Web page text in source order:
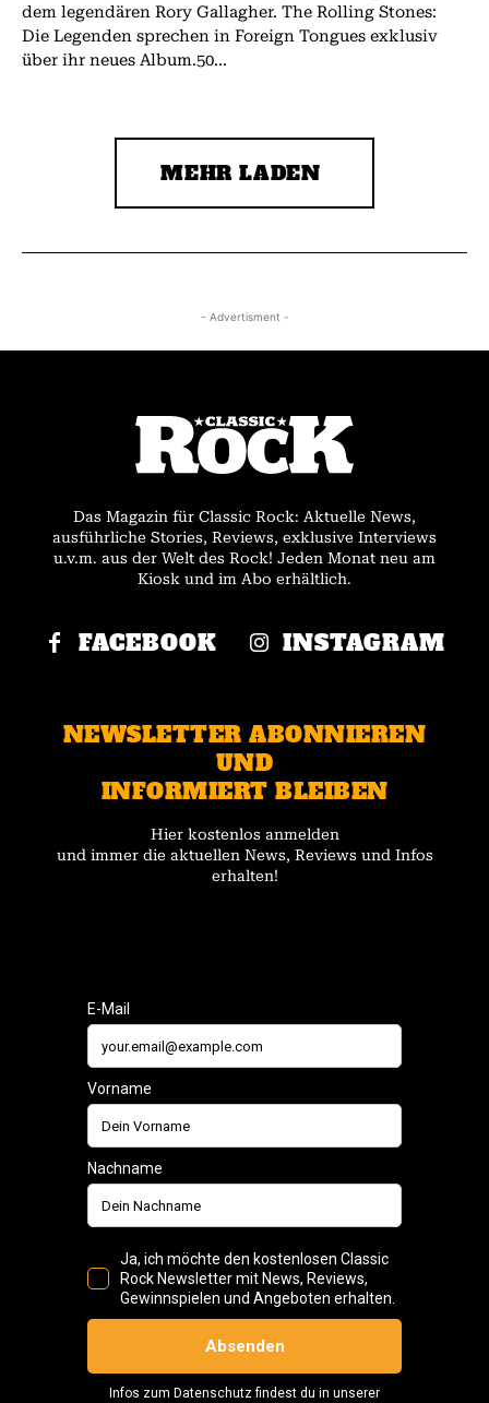
dem legendären Rory Gallagher. The Rolling Stones:
Die Legenden sprechen in Foreign Tongues exklusiv
über ihr neues Album.50...
MEHR LADEN
- Advertisment -
Das Magazin für Classic Rock: Aktuelle News,
ausführliche Stories, Reviews, exklusive Interviews
u.v.m. aus der Welt des Rock! Jeden Monat neu am
Kiosk und im Abo erhältlich.
FACEBOOK INSTAGRAM
NEWSLETTER ABONNIEREN
UND
INFORMIERT BLEIBEN
Hier kostenlos anmelden
und immer die aktuellen News, Reviews und Infos
erhalten!